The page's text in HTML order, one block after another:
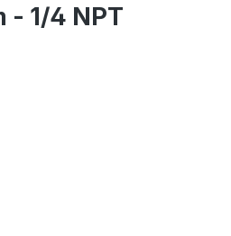
- 1/4 NPT